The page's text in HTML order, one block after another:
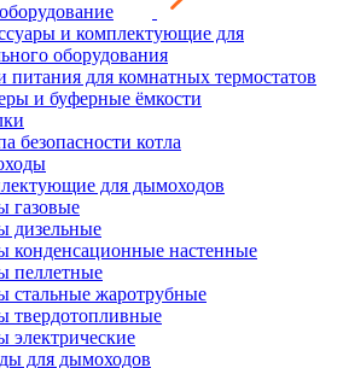
и комплектующие для
оборудования
питания для комнатных термостатов
и буферные ёмкости
безопасности котла
для дымоходов
газовые
дизельные
конденсационные настенные
пеллетные
стальные жаротрубные
твердотопливные
электрические
для дымоходов